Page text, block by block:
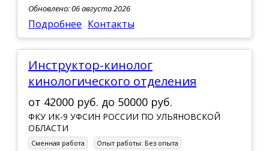
Обновлено: 06 августа 2026
Подробнее Контакты
инструктор-кинолог
кинологического отделения
от 42000 руб. до 50000 руб.
ФКУ ИК-9 УФСИН РОССИИ ПО УЛЬЯНОВСКОЙ
ОБЛАСТИ
Сменная работа Опыт работы: Без опыта